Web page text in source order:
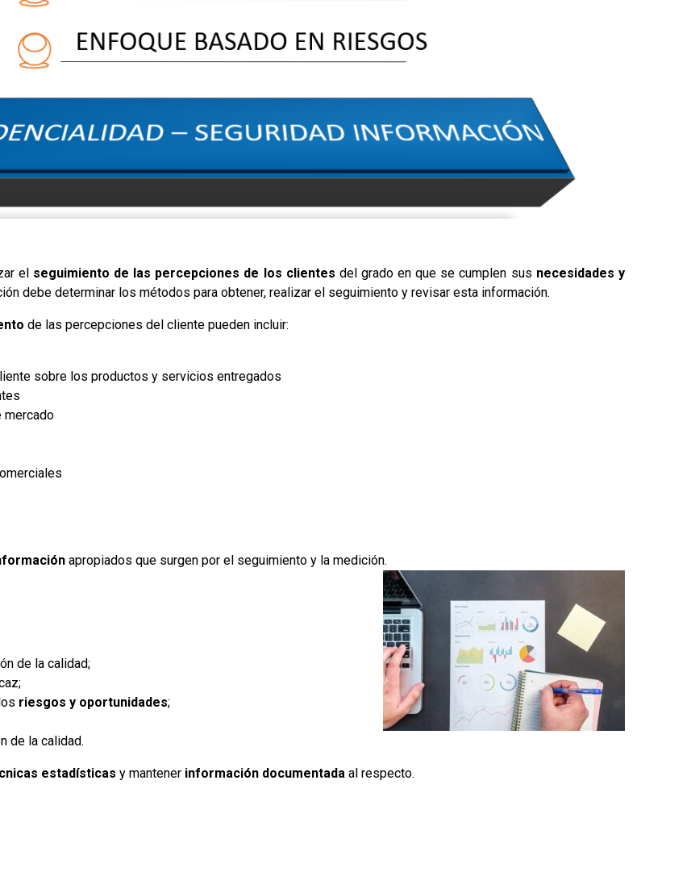
el seguimiento de las percepciones de los clientes del grado en que se cumplen sus necesidades y
debe determinar los métodos para obtener, realizar el seguimiento y revisar esta información.
de las percepciones del cliente pueden incluir:
sobre los productos y servicios entregados
mercado
apropiados que surgen por el seguimiento y la medición.
de la calidad;
riesgos y oportunidades;
de la calidad.
estadísticas y mantener información documentada al respecto.